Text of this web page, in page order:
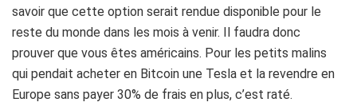
savoir que cette option serait rendue disponible pour le
reste du monde dans les mois à venir. Il faudra donc
prouver que vous êtes américains. Pour les petits malins
qui pendait acheter en Bitcoin une Tesla et la revendre en
Europe sans payer 30% de frais en plus, c’est raté.